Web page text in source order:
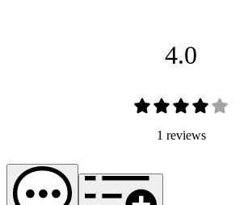
4.0
1 reviews